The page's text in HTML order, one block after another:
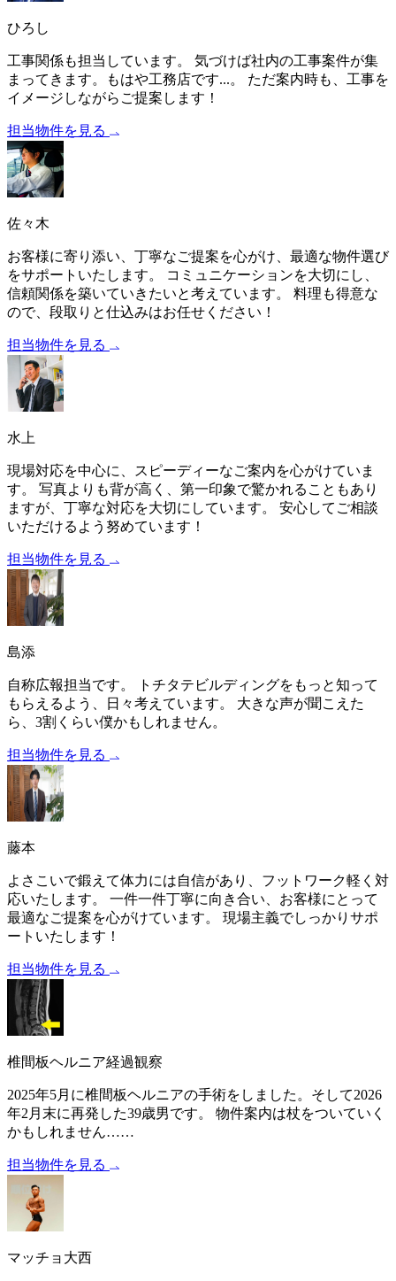
ひろし
工事関係も担当しています。 気づけば社内の工事案件が集
まってきます。もはや工務店です...。 ただ案内時も、工事を
イメージしながらご提案します！
担当物件を見る
佐々木
お客様に寄り添い、丁寧なご提案を心がけ、最適な物件選び
をサポートいたします。 コミュニケーションを大切にし、
信頼関係を築いていきたいと考えています。 料理も得意な
ので、段取りと仕込みはお任せください！
担当物件を見る
水上
現場対応を中心に、スピーディーなご案内を心がけていま
す。 写真よりも背が高く、第一印象で驚かれることもあり
ますが、丁寧な対応を大切にしています。 安心してご相談
いただけるよう努めています！
担当物件を見る
島添
自称広報担当です。 トチタテビルディングをもっと知って
もらえるよう、日々考えています。 大きな声が聞こえた
ら、3割くらい僕かもしれません。
担当物件を見る
藤本
よさこいで鍛えて体力には自信があり、フットワーク軽く対
応いたします。 一件一件丁寧に向き合い、お客様にとって
最適なご提案を心がけています。 現場主義でしっかりサポ
ートいたします！
担当物件を見る
椎間板ヘルニア経過観察
2025年5月に椎間板ヘルニアの手術をしました。そして2026
年2月末に再発した39歳男です。 物件案内は杖をついていく
かもしれません……
担当物件を見る
マッチョ大西